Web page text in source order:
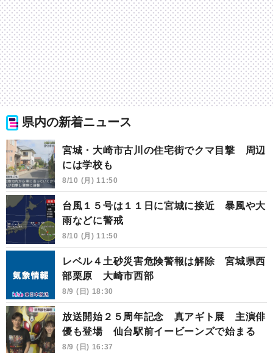
県内の新着ニュース
宮城・大崎市古川の住宅街でクマ目撃 周辺
には学校も
8/10 (月) 11:50
台風１５号は１１日に宮城に接近 暴風や大
雨などに警戒
8/10 (月) 11:50
レベル４土砂災害危険警報は解除 宮城県西
部栗原 大崎市西部
8/9 (日) 18:30
放送開始２５周年記念 真アギト展 主演俳
優も登場 仙台駅前イービーンズで始まる
8/9 (日) 16:37